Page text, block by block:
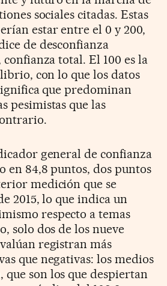
sociales citadas. Estas
estar entre el 0 y 200,
de desconfianza
confianza total. El 100 es la
con lo que los datos
que predominan
pesimistas que las
general de confianza
en 84,8 puntos, dos puntos
medición que se
2015, lo que indica un
respecto a temas
solo dos de los nueve
registran más
que negativas: los medios
que son los que despiertan